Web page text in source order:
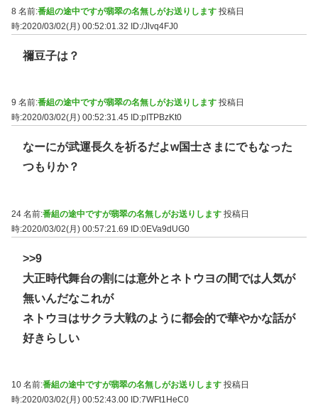
8 名前:番組の途中ですが翡翠の名無しがお送りします 投稿日
時:2020/03/02(月) 00:52:01.32 ID:/Jlvq4FJ0
禰豆子は？
9 名前:番組の途中ですが翡翠の名無しがお送りします 投稿日
時:2020/03/02(月) 00:52:31.45
ID:pITPBzKt0
なーにが武運長久を祈るだよw国士さまにでもなった
つもりか？
24 名前:番組の途中ですが翡翠の名無しがお送りします 投稿日
時:2020/03/02(月) 00:57:21.69 ID:0EVa9dUG0
>>9
大正時代舞台の割には意外とネトウヨの間では人気が
無いんだなこれが
ネトウヨはサクラ大戦のように都会的で華やかな話が
好きらしい
10 名前:番組の途中ですが翡翠の名無しがお送りします 投稿日
時:2020/03/02(月) 00:52:43.00 ID:7WFt1HeC0